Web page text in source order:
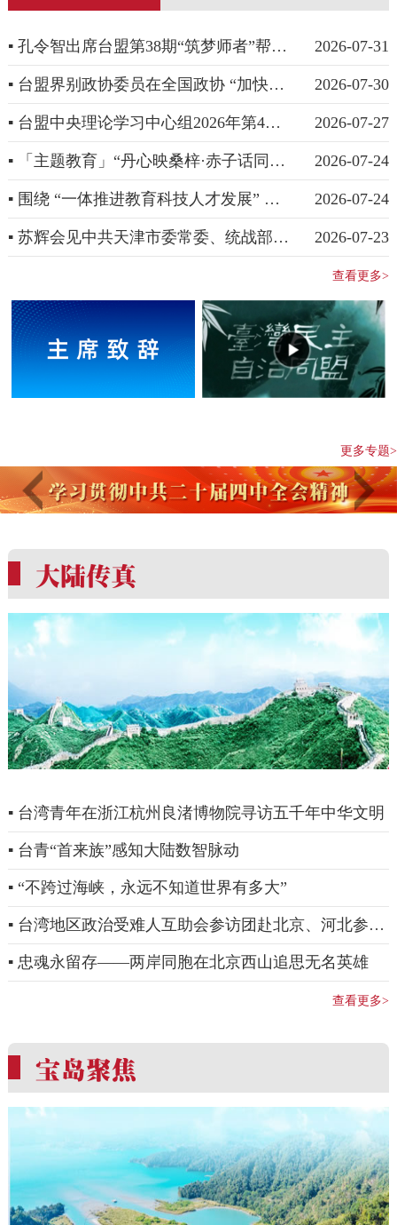
▪ 孔令智出席台盟第38期“筑梦师者”帮扶培训班开班式 2026-07-31
▪ 台盟界别政协委员在全国政协 “加快农业农村现代化”专题协商会上建言 2026-07-30
▪ 台盟中央理论学习中心组2026年第4次学习会召开 2026-07-27
▪ 「主题教育」“丹心映桑梓·赤子话同心”台盟中央“阅·思源”主题分享会在京举办 2026-07-24
▪ 围绕 “一体推进教育科技人才发展” 台盟中央在沈阳召开重点调研课题研讨会 2026-07-24
▪ 苏辉会见中共天津市委常委、统战部部长张玲一行 2026-07-23
查看更多>
更多专题>
▪ 台湾青年在浙江杭州良渚博物院寻访五千年中华文明
▪ 台青“首来族”感知大陆数智脉动
▪ “不跨过海峡，永远不知道世界有多大”
▪ 台湾地区政治受难人互助会参访团赴北京、河北参访
交流
▪ 忠魂永留存——两岸同胞在北京西山追思无名英雄
查看更多>